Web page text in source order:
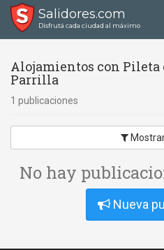
Salidores.com
Disfrutá cada ciudad al máximo
Alojamientos con
Parrilla
1 publicaciones
No hay
Nueva